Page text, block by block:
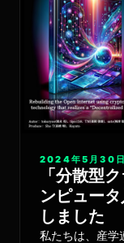
2024年5月30日
「分散型
ンピュー
しました
私たちは、産学